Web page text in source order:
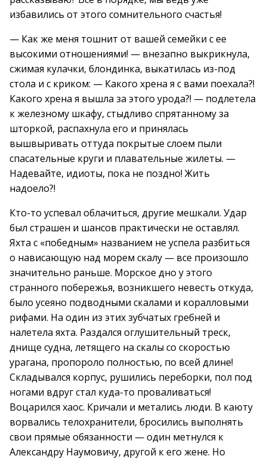
избавились от этого сомнительного счастья!
— Как же меня тошнит от вашей семейки с ее
высокими отношениями! — внезапно выкрикнула,
сжимая кулачки, блондинка, выкатилась из-под
стола и с криком: — Какого хрена я с вами поехала?!
Какого хрена я вышла за этого урода?! — подлетела
к железному шкафу, стыдливо спрятанному за
шторкой, распахнула его и принялась
вышвыривать оттуда покрытые слоем пыли
спасательные круги и плавательные жилеты. —
Надевайте, идиоты, пока не поздно! Жить
надоело?!
Кто-то успевал облачиться, другие мешкали. Удар
был страшен и шансов практически не оставлял.
Яхта с «победным» названием не успела разбиться
о нависающую над морем скалу — все произошло
значительно раньше. Морское дно у этого
странного побережья, возникшего невесть откуда,
было усеяно подводными скалами и коралловыми
рифами. На один из этих зубчатых гребней и
налетела яхта. Раздался оглушительный треск,
днище судна, летящего на скалы со скоростью
урагана, пропороло полностью, по всей длине!
Складывался корпус, рушились переборки, пол под
ногами вдруг стал куда-то проваливаться!
Воцарился хаос. Кричали и метались люди. В каюту
ворвались телохранители, бросились выполнять
свои прямые обязанности — один метнулся к
Александру Наумовичу, другой к его жене. Но